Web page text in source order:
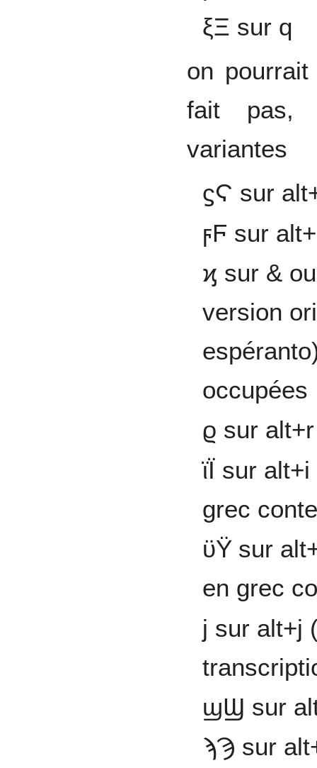
ξΞ sur q
on
fait pas,
variantes
ϛϚ sur
ϝϜ sur
ϗ sur &
version
occupées
ϱ sur alt+r
ϊΪ sur
grec
ϋΫ sur
en grec
ϳ sur alt+j
ϣϢ sur
ϡϠ sur